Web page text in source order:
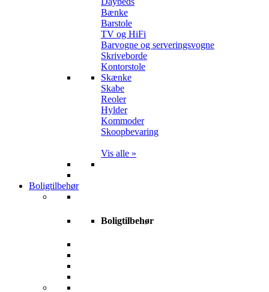
Bænke
Barstole
TV og HiFi
Barvogne og serveringsvogne
Skriveborde
Kontorstole
Skænke
Skabe
Reoler
Hylder
Kommoder
Skoopbevaring
Vis alle »
Boligtilbehør
Boligtilbehør